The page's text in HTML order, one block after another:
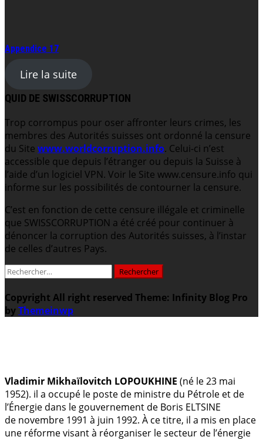
Appendice 17
Lire la suite
QUID DE SWISSCORRUPTION
Trop corrompus pour oser affronter leurs crimes, les
membres des Autorités suisses ont ordonné la censure
du Site www.worldcorruption.info. Celui-ci n’est
accessible que depuis l’étranger ou depuis la Suisse à
l’aide d’un logiciel VPN. Voir le Site www.censure.info qui
informe sur les possibilités de contourner la censure.
C’est en fonction de cette censure illégale et criminelle
que SWISSCORRUPTION a été créé pour continuer à
dénoncer la corruption des Autorités suisses, à l’instar
de celles d’autres Pays.
Rechercher :
Copyright All right reserved Theme: Infinity Blog Pro
byThemeinwp
Vladimir Mikhaïlovitch LOPOUKHINE (né le 23 mai
1952). il a occupé le poste de ministre du Pétrole et de
l’Énergie dans le gouvernement de Boris ELTSINE
de novembre 1991 à juin 1992. À ce titre, il a mis en place
une réforme visant à réorganiser le secteur de l’énergie